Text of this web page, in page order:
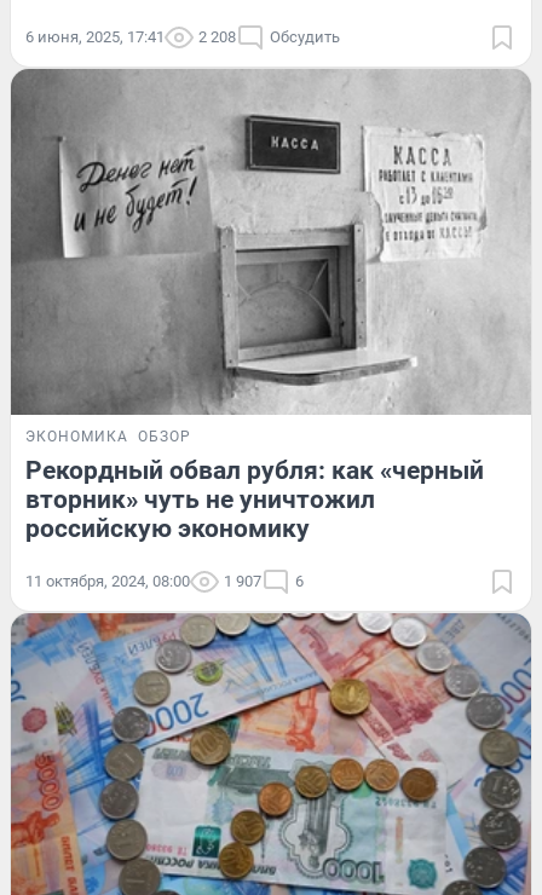
6 июня, 2025, 17:41 2 208 Обсудить
ЭКОНОМИКА ОБЗОР
Рекордный обвал рубля: как «черный
вторник» чуть не уничтожил
российскую экономику
11 октября, 2024, 08:00 1 907 6